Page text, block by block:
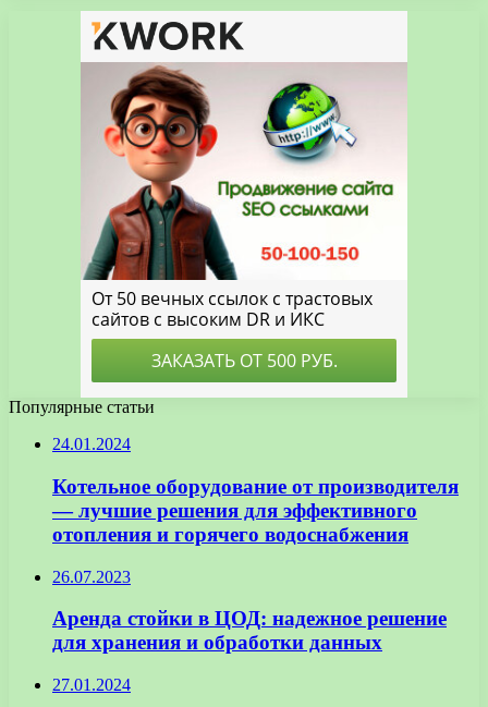
Популярные статьи
24.01.2024
Котельное оборудование от производителя
— лучшие решения для эффективного
отопления и горячего водоснабжения
26.07.2023
Аренда стойки в ЦОД: надежное решение
для хранения и обработки данных
27.01.2024